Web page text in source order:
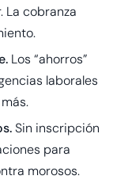
La cobranza
Los “ahorros”
laborales
Sin inscripción
para
morosos.